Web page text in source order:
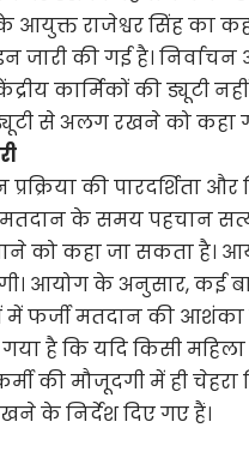
आयुक्त राजेश्वर सिंह का
जारी की गई है।
कार्मिकों की ड्यूटी
से अलग रखने को कहा
की पारदर्शिता
मतदान के समय पहचान
को कहा जा सकता है।
आयोग के अनुसार, कई
में फर्जी मतदान की
है कि यदि किसी
की मौजूदगी में ही
के निर्देश दिए गए हैं।